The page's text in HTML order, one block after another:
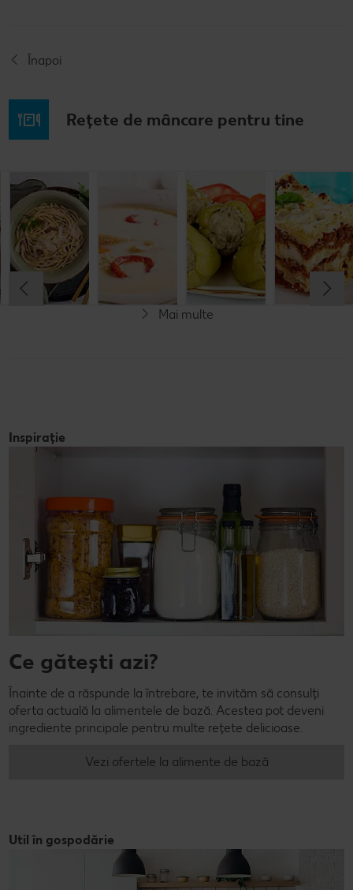
Înapoi
Rețete de mâncare pentru tine
Rețetă: Fasole
bătută
Cel mult 60 minute
Rafinat
carbonara
Cel mult 30 minute
Rafinat
Ciorbă de
burtă
Cel mult 60 minute
Ardei umpluți
cu carne și
orez
Cel mult 60 minute
Rafinat
Mai multe
Inspirație
Ce gătești azi?
Înainte de a răspunde la întrebare, te invităm să consulți
oferta actuală la alimentele de bază. Acestea pot deveni
ingrediente principale pentru multe rețete delicioase.
Vezi ofertele la alimente de bază
Util în gospodărie